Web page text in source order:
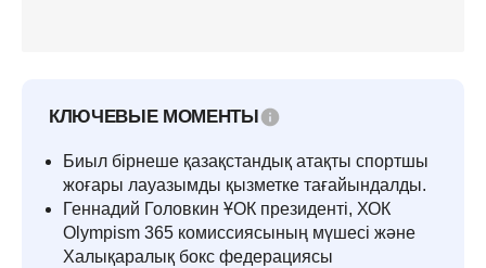
КЛЮЧЕВЫЕ МОМЕНТЫ
Биыл бірнеше қазақстандық атақты спортшы
жоғары лауазымды қызметке тағайындалды.
Геннадий Головкин ҰОК президенті, ХОК
Olympism 365 комиссиясының мүшесі және
Халықаралық бокс федерациясы